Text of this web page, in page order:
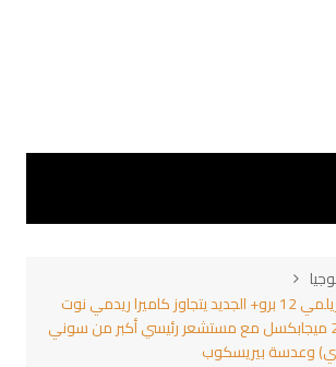
إعلان تشويقي لـريلمي 12 برو+ الجديد يتجاوز كاميرا ريدمي نوت
13 برو+ بدقة 200 ميجابكسل مع مستشعر رئيسي أكبر من سوني